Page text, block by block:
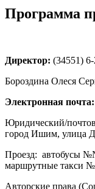
Программа
Директор: (34551)
Бороздина Олеся
Электронная почта:
Юридический/
город Ишим, улица
Проезд: автобусы
маршрутные такси
Авторские права